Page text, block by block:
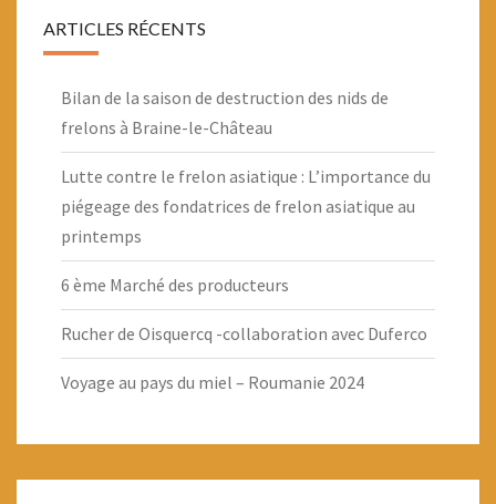
ARTICLES RÉCENTS
Bilan de la saison de destruction des nids de
frelons à Braine-le-Château
Lutte contre le frelon asiatique : L’importance du
piégeage des fondatrices de frelon asiatique au
printemps
6 ème Marché des producteurs
Rucher de Oisquercq -collaboration avec Duferco
Voyage au pays du miel – Roumanie 2024